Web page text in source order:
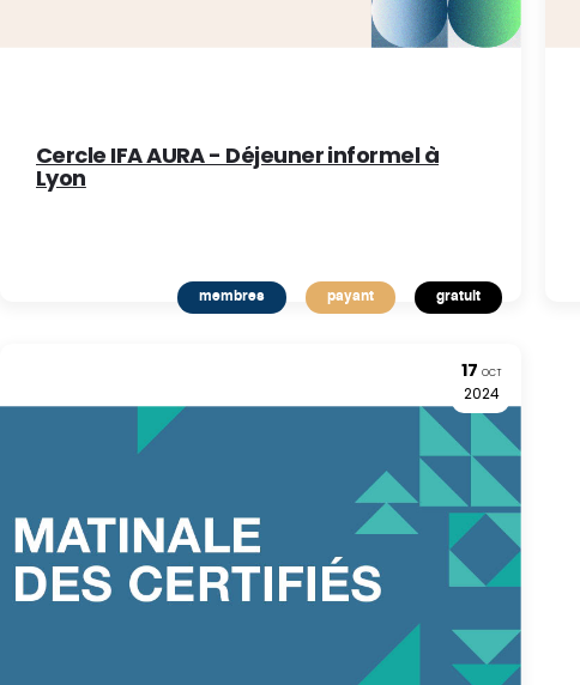
Cercle IFA AURA - Déjeuner informel à
Lyon
membres payant gratuit
17 OCT
2024